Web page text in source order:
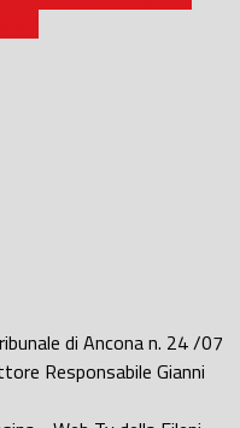
di Ancona n. 24 /07
Responsabile Gianni